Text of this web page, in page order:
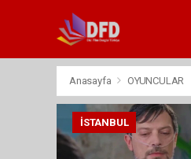
Anasayfa OYUNCULAR
İSTANBUL